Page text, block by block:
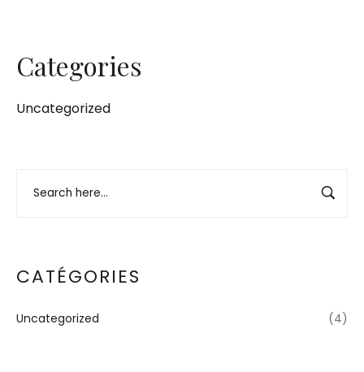
Categories
Uncategorized
CATÉGORIES
Uncategorized (4)